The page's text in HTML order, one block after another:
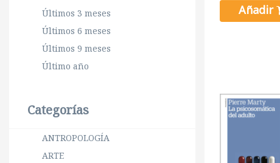
Últimos 3 meses
Últimos 6 meses
Últimos 9 meses
Último año
Categorías
ANTROPOLOGÍA
ARTE
Añadir